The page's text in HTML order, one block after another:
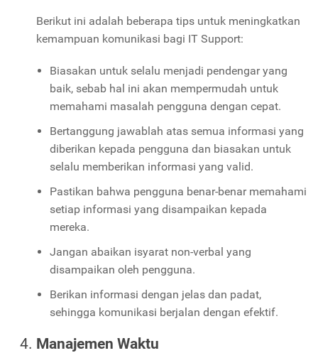
Berikut ini adalah beberapa tips untuk meningkatkan
kemampuan komunikasi bagi IT Support:
Biasakan untuk selalu menjadi pendengar yang
baik, sebab hal ini akan mempermudah untuk
memahami masalah pengguna dengan cepat.
Bertanggung jawablah atas semua informasi yang
diberikan kepada pengguna dan biasakan untuk
selalu memberikan informasi yang valid.
Pastikan bahwa pengguna benar-benar memahami
setiap informasi yang disampaikan kepada
mereka.
Jangan abaikan isyarat non-verbal yang
disampaikan oleh pengguna.
Berikan informasi dengan jelas dan padat,
sehingga komunikasi berjalan dengan efektif.
Manajemen Waktu